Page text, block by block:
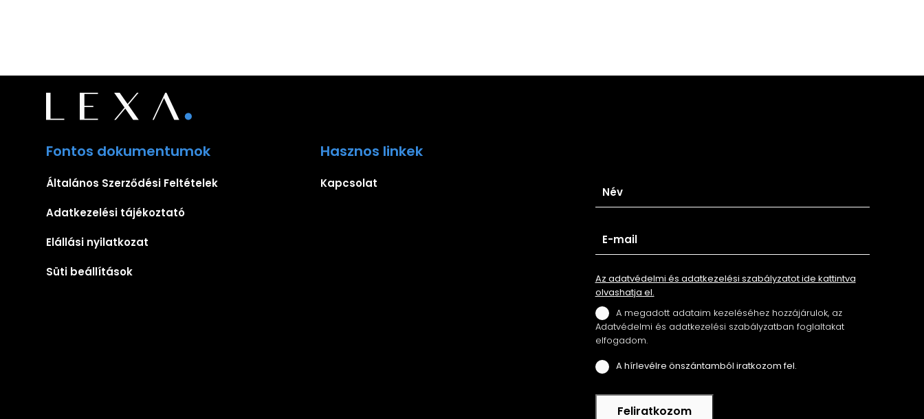
Fontos dokumentumok
Általános Szerződési Feltételek
Adatkezelési tájékoztató
Elállási nyilatkozat
Süti beállítások
Hasznos linkek
Kapcsolat
Az adatvédelmi és adatkezelési szabályzatot ide kattintva
olvashatja el.
A megadott adataim kezeléséhez hozzájárulok, az
Adatvédelmi és adatkezelési szabályzatban foglaltakat
elfogadom.
A hírlevélre önszántamból iratkozom fel.
Feliratkozom